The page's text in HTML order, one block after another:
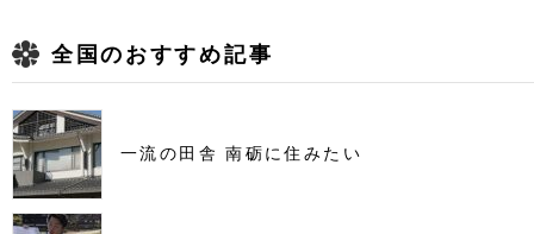
全国のおすすめ記事
一流の田舎 南砺に住みたい